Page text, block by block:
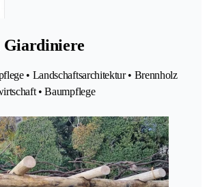
Giardiniere
• Landschaftsarchitektur • Brennholz
• Baumpflege